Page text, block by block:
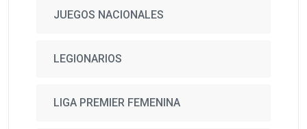
JUEGOS NACIONALES
LEGIONARIOS
LIGA PREMIER FEMENINA